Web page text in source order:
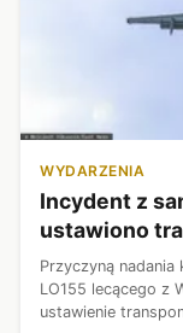
WYDARZENIA
Incydent z
ustawiono
Przyczyną
LO155 lecącego z
ustawienie